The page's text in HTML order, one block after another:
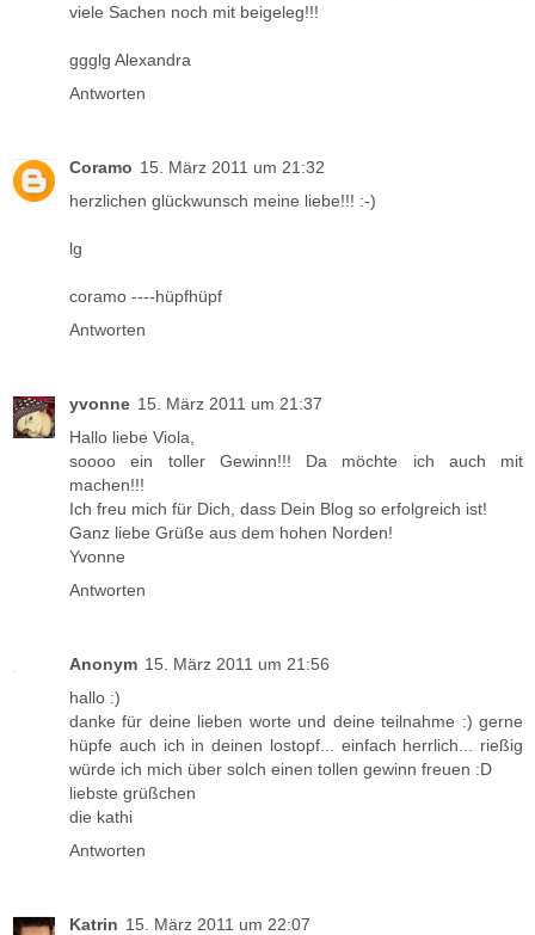
viele Sachen noch mit beigeleg!!!
ggglg Alexandra
Antworten
Coramo 15. März 2011 um 21:32
herzlichen glückwunsch meine liebe!!! :-)
lg
coramo ----hüpfhüpf
Antworten
yvonne 15. März 2011 um 21:37
Hallo liebe Viola,
soooo ein toller Gewinn!!! Da möchte ich auch mit
machen!!!
Ich freu mich für Dich, dass Dein Blog so erfolgreich ist!
Ganz liebe Grüße aus dem hohen Norden!
Yvonne
Antworten
Anonym 15. März 2011 um 21:56
hallo :)
danke für deine lieben worte und deine teilnahme :) gerne
hüpfe auch ich in deinen lostopf... einfach herrlich... rießig
würde ich mich über solch einen tollen gewinn freuen :D
liebste grüßchen
die kathi
Antworten
Katrin 15. März 2011 um 22:07